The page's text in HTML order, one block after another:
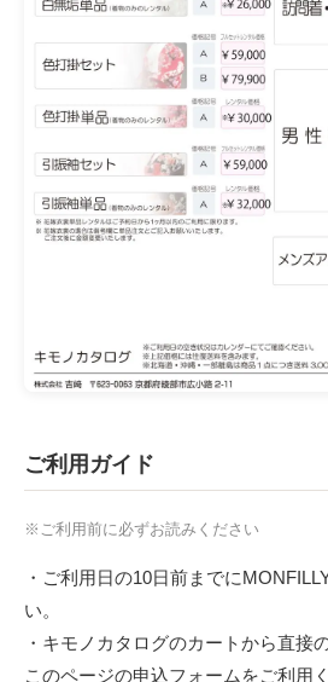
ご利用ガイド
※ご利用前に必ずお読みください
・ご利用日の10日前までに
い。
・キモノカタログのカートから直接
このページの申込フォームをご利用